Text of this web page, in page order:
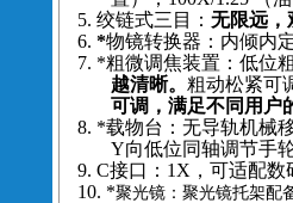
5. 绞链式三目： 无限远，
6. *物镜转换器：内倾内
7. *粗微调焦装置：低位
越清晰。 粗动松紧可
可调，满足不同用户
8. *载物台：无导轨机械
Y向低位同轴调节手
9. C接口：1X，可适配
10. *聚光镜：聚光镜托架配